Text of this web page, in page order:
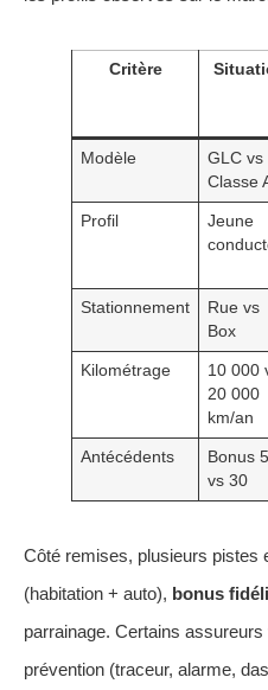
Critère
Modèle
GLC vs
Classe
Profil
Jeune
Stationnement
Rue vs
Box
Kilométrage
10 000
20 000
km/an
Antécédents
Bonus
vs 30
Côté remises, plusieurs pistes
(habitation + auto), bonus
parrainage. Certains
prévention (traceur, alarme,